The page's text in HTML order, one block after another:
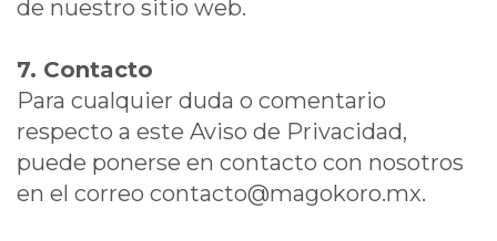
de nuestro sitio web.
7. Contacto
Para cualquier duda o comentario
respecto a este Aviso de Privacidad,
puede ponerse en contacto con nosotros
en el correo contacto@magokoro.mx.